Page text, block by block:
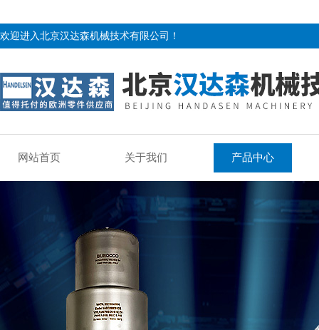
欢迎进入北京汉达森机械技术有限公司！
网站首页 关于我们 产品中心